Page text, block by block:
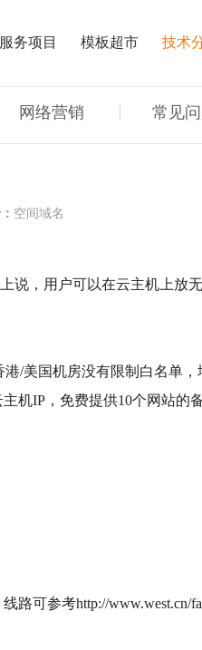
服务项目 模板超市 技术
网络营销 常见
空间域名
说，用户可以在云主机上放
/美国机房没有限制白名单，
机IP，免费提供10个网站的
可参考http://www.west.cn/